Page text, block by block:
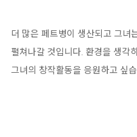
더 많은 페트병이 생산되고 그녀
펼쳐나갈 것입니다. 환경을 생각
그녀의 창작활동을 응원하고 싶